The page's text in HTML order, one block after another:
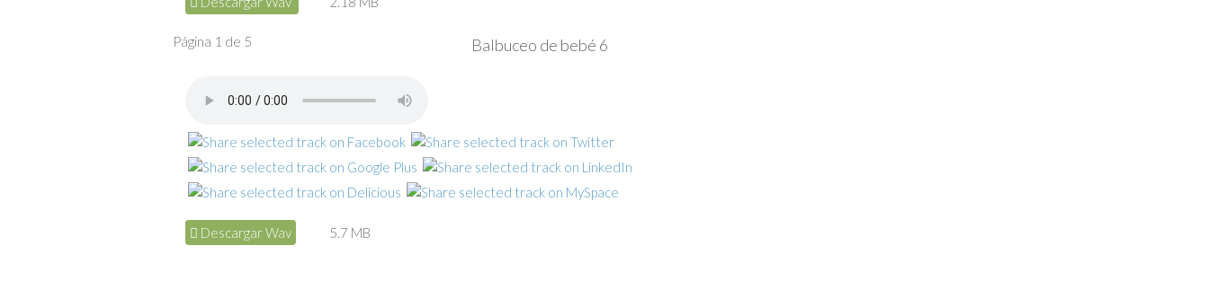
Balbuceo de bebé 6
Descargar Wav 5.7 MB
Página 1 de 5